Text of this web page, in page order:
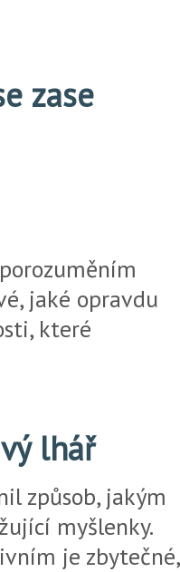
zase
jaké opravdu
které
lhář
způsob, jakým
myšlenky.
je zbytečné,